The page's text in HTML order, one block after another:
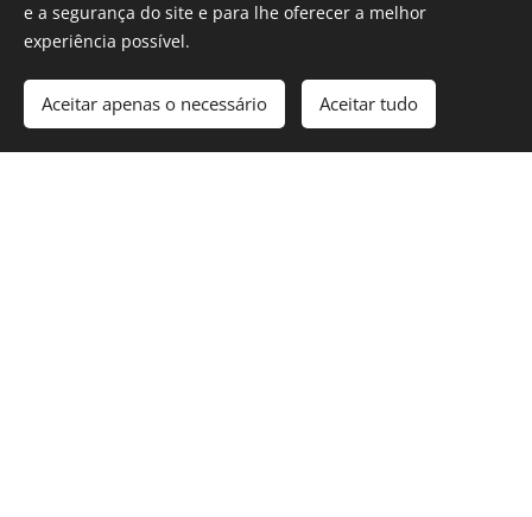
Nome
E-mail
e a segurança do site e para lhe oferecer a melhor
experiência possível.
Aceitar apenas o necessário Aceitar tudo